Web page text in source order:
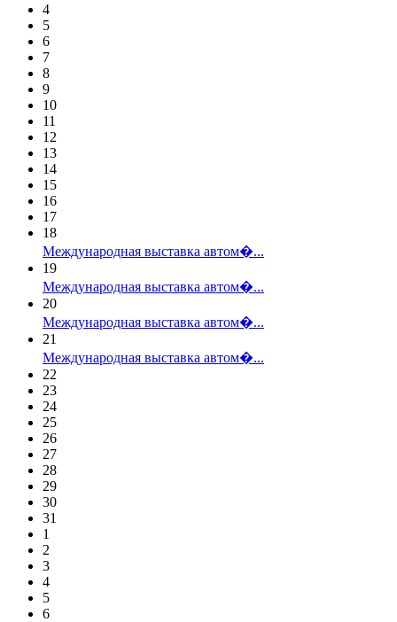
4
5
6
7
8
9
10
11
12
13
14
15
16
17
18
Международная выставка автом�...
19
Международная выставка автом�...
20
Международная выставка автом�...
21
Международная выставка автом�...
22
23
24
25
26
27
28
29
30
31
1
2
3
4
5
6